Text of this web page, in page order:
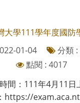
大學111學年度國防
01-04
分類 :
點閱 : 4017
間：111年4月11
https://